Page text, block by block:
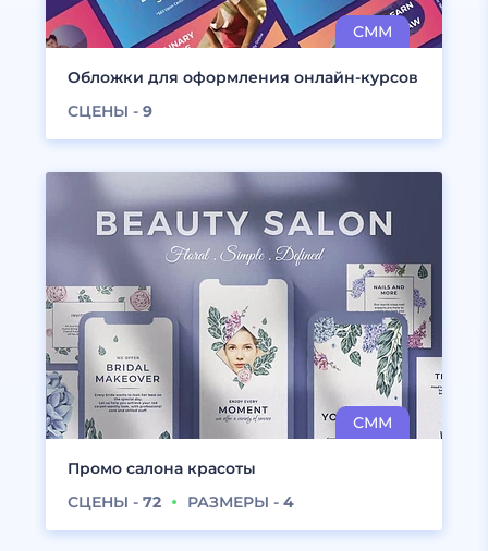
Обложки для оформления онлайн-курсов
СЦЕНЫ - 9
Промо салона красоты
СЦЕНЫ - 72 РАЗМЕРЫ - 4